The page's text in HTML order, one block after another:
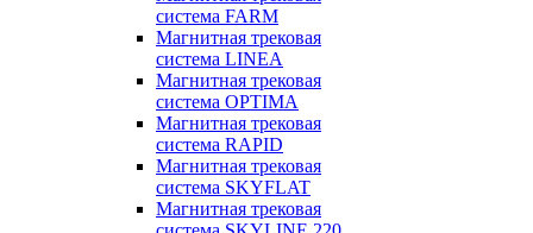
система FARM
Магнитная трековая
система LINEA
Магнитная трековая
система OPTIMA
Магнитная трековая
система RAPID
Магнитная трековая
система SKYFLAT
Магнитная трековая